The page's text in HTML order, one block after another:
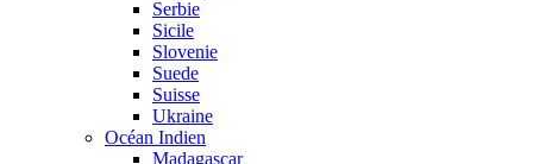
Serbie
Sicile
Slovenie
Suede
Suisse
Ukraine
Océan Indien
Madagascar